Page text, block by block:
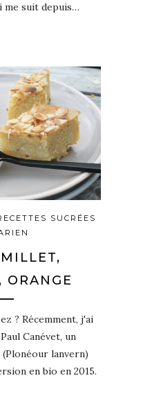
me suit depuis…
SUCRÉES
ORANGE
? Récemment, j'ai
Canévet, un
lanvern)
en bio en 2015.